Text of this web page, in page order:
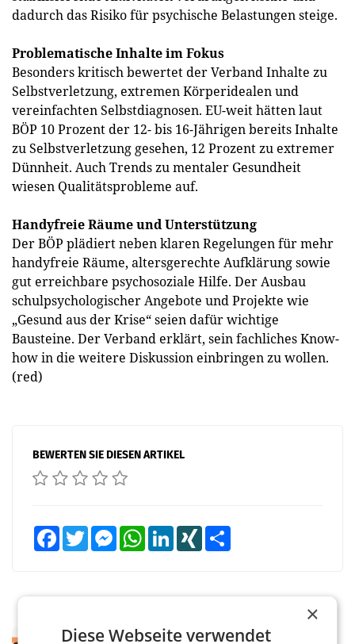
dadurch das Risiko für psychische Belastungen steige.
Problematische Inhalte im Fokus
Besonders kritisch bewertet der Verband Inhalte zu
Selbstverletzung, extremen Körperidealen und
vereinfachten Selbstdiagnosen. EU-weit hätten laut
BÖP 10 Prozent der 12- bis 16-Jährigen bereits Inhalte
zu Selbstverletzung gesehen, 12 Prozent zu extremer
Dünnheit. Auch Trends zu mentaler Gesundheit
wiesen Qualitätsprobleme auf.
Handyfreie Räume und Unterstützung
Der BÖP plädiert neben klaren Regelungen für mehr
handyfreie Räume, altersgerechte Aufklärung sowie
gut erreichbare psychosoziale Hilfe. Der Ausbau
schulpsychologischer Angebote und Projekte wie
„Gesund aus der Krise“ seien dafür wichtige
Bausteine. Der Verband erklärt, sein fachliches Know-
how in die weitere Diskussion einbringen zu wollen.
(red)
BEWERTEN SIE DIESEN ARTIKEL
FacebookTwitter MessengerWhatsAppLinkedInXING
RETAIL
×
Diese Webseite verwendet